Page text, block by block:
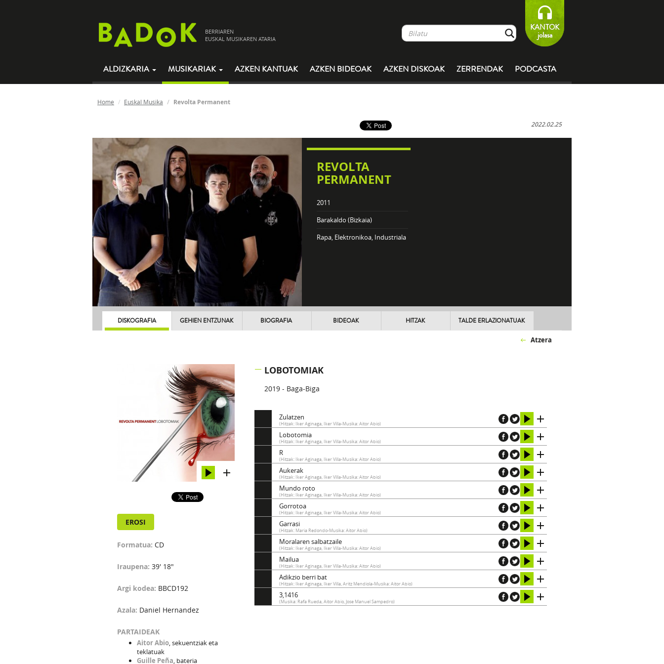
BERRIAREN
EUSKAL MUSIKAREN ATARIA
KANTOK
jolasa
ALDIZKARIA MUSIKARIAK AZKEN KANTUAK AZKEN BIDEOAK AZKEN DISKOAK ZERRENDAK PODCASTA
Home Euskal Musika Revolta Permanent
2022.02.25
REVOLTA
PERMANENT
2011
Barakaldo (Bizkaia)
Rapa, Elektronikoa, Industriala
DISKOGRAFIA GEHIEN ENTZUNAK BIOGRAFIA BIDEOAK HITZAK TALDE ERLAZIONATUAK
Atzera
EROSI
Formatua: CD
Iraupena: 39' 18"
Argi kodea: BBCD192
Azala: Daniel Hernandez
PARTAIDEAK
Aitor Abio, sekuentziak eta
teklatuak
Guille Peña, bateria
LOBOTOMIAK
2019 - Baga-Biga
Zulatzen
(Hitzak: Iker Aginaga, Iker Villa-Musika: Aitor Abio)
Lobotomia
(Hitzak: Iker Aginaga, Iker Villa-Musika: Aitor Abio)
R
(Hitzak: Iker Aginaga, Iker Villa-Musika: Aitor Abio)
Aukerak
(Hitzak: Iker Aginaga, Iker Villa-Musika: Aitor Abio)
Mundo roto
(Hitzak: Iker Aginaga, Iker Villa-Musika: Aitor Abio)
Gorrotoa
(Hitzak: Iker Aginaga, Iker Villa-Musika: Aitor Abio)
Garrasi
(Hitzak: Maria Redondo-Musika: Aitor Abio)
Moralaren salbatzaile
(Hitzak: Iker Aginaga, Iker Villa-Musika: Aitor Abio)
Mailua
(Hitzak: Iker Aginaga, Iker Villa-Musika: Aitor Abio)
Adikzio berri bat
(Hitzak: Iker Aginaga, Iker Villa, Aritz Mendiola-Musika: Aitor Abio)
3,1416
(Musika: Rafa Rueda, Aitor Abio, Jose Manuel Sampedro)